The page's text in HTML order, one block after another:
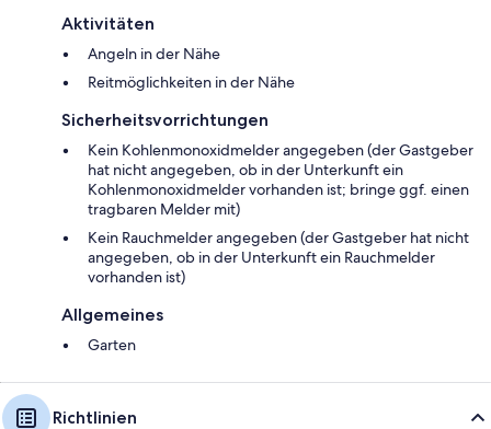
Aktivitäten
Angeln in der Nähe
Reitmöglichkeiten in der Nähe
Sicherheitsvorrichtungen
Kein Kohlenmonoxidmelder angegeben (der Gastgeber
hat nicht angegeben, ob in der Unterkunft ein
Kohlenmonoxidmelder vorhanden ist; bringe ggf. einen
tragbaren Melder mit)
Kein Rauchmelder angegeben (der Gastgeber hat nicht
angegeben, ob in der Unterkunft ein Rauchmelder
vorhanden ist)
Allgemeines
Garten
Richtlinien